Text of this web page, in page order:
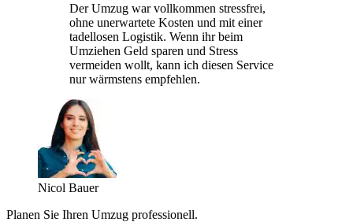
Der Umzug war vollkommen stressfrei,
ohne unerwartete Kosten und mit einer
tadellosen Logistik. Wenn ihr beim
Umziehen Geld sparen und Stress
vermeiden wollt, kann ich diesen Service
nur wärmstens empfehlen.
Nicol Bauer
Planen Sie Ihren Umzug professionell.